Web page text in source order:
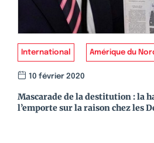
International Amérique du
10 février 2020
Mascarade de la destitution : la
l’emporte sur la raison chez les